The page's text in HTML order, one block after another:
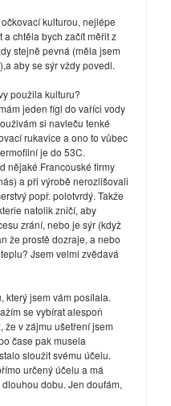
kulturou, nejlépe
chtěla bych začít měřit z
stejně pevná (měla jsem
aby se sýr vždy povedl.
použila kulturu?
jeden fígl do vaříci vody
si navleču tenké
rukavice a ono to vůbec
je do 53C.
nějaké Francouské firmy
a při výrobě nerozlišovali
popř. polotvrdý. Takže
natolik zničí, aby
zrání, nebo je sýr (když
že prostě dozraje, a nebo
Jsem velmi zvědavá
který jsem vám posílala.
se vybírat alespoň
že v zájmu ušetření jsem
čase pak musela
sloužit svému účelu.
určený účelu a má
dobu. Jen doufám,